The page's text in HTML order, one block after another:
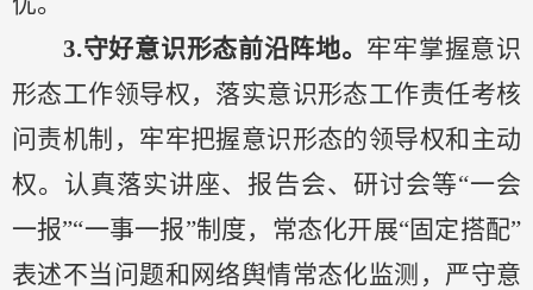
3.守好意识形态前沿阵地。 牢牢掌握意识
形态工作领导权， 落实意识形态工作责任考核
问责机制，牢牢把握意识形态的领导权和主动
权。认真落实讲座、报告会、研讨会等“一会
一报”“一事一报”制度，常态化开展“固定搭配”
表述不当问题和网络舆情常态化监测，严守意